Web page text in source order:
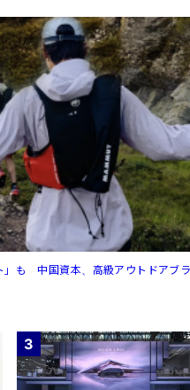
」も 中国資本、高級アウトドアブ
3